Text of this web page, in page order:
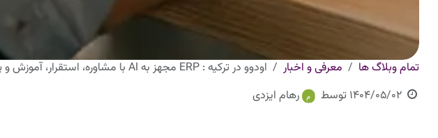
تمام وبلاگ ها معرفی و اخبار
اودوو در ترکیه : ERP مجهز به AI با مشاوره، استقرار، آموزش و پشتیبانی
1404/05/02 توسط رهام ایزدی